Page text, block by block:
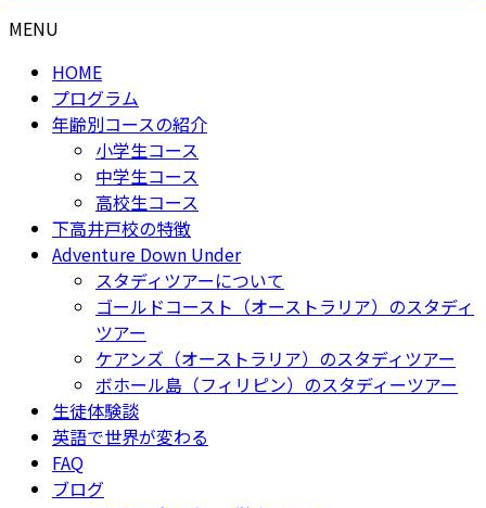
MENU
HOME
プログラム
年齢別コースの紹介
小学生コース
中学生コース
高校生コース
下高井戸校の特徴
Adventure Down Under
スタディツアーについて
ゴールドコースト（オーストラリア）のスタディ
ツアー
ケアンズ（オーストラリア）のスタディツアー
ボホール島（フィリピン）のスタディーツアー
生徒体験談
英語で世界が変わる
FAQ
ブログ